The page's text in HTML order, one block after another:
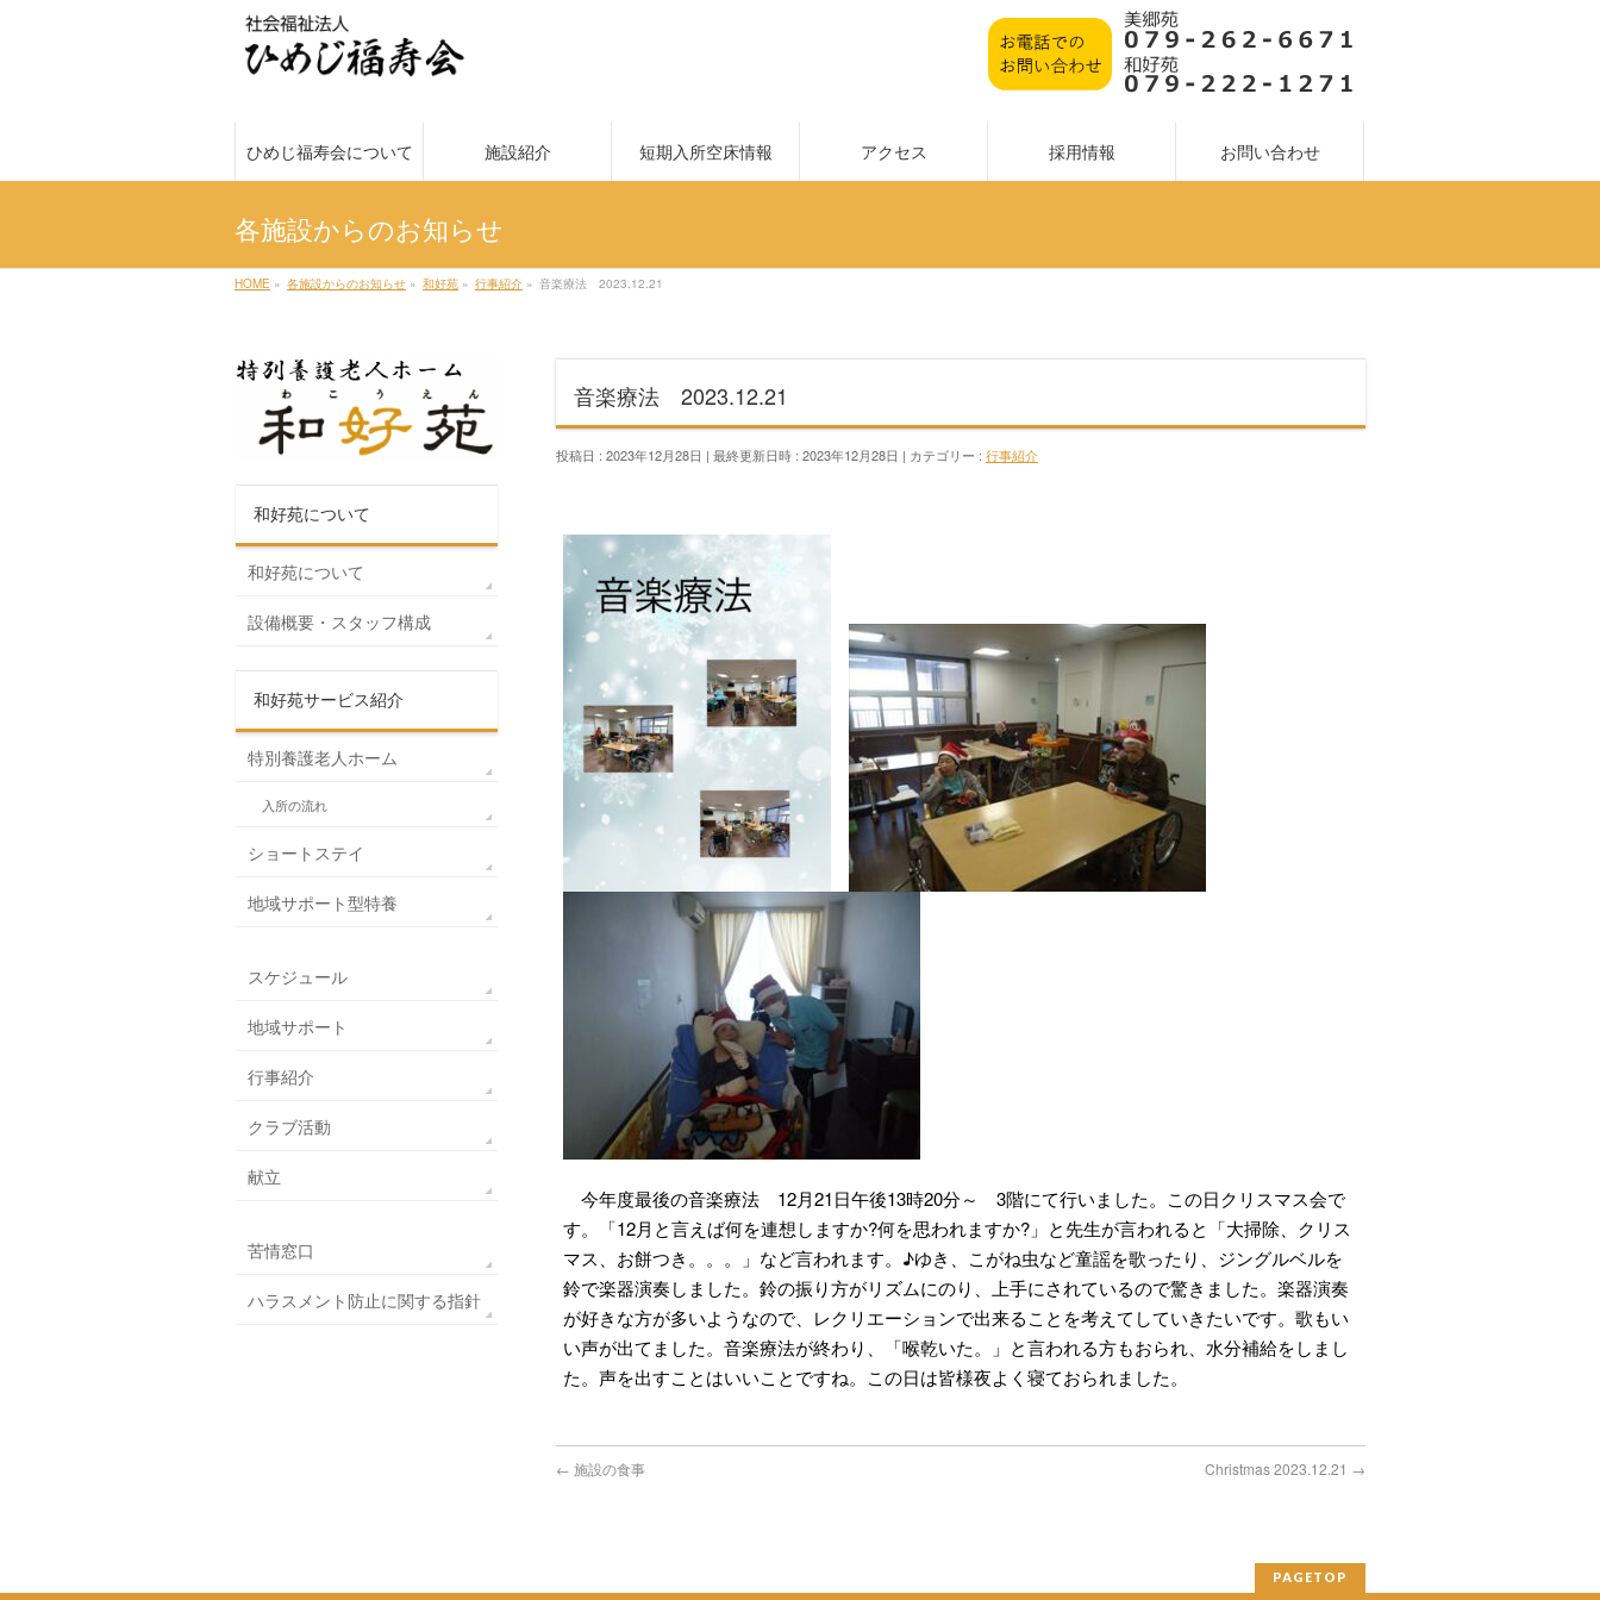
ひめじ福寿会について 施設紹介 短期入所空床情報 アクセス 採用情報 お問い合わせ
各施設からのお知らせ
HOME » 各施設からのお知らせ » 和好苑 » 行事紹介 » 音楽療法 2023.12.21
音楽療法 2023.12.21
投稿日 : 2023年12月28日 最終更新日時 : 2023年12月28日 カテゴリー : 行事紹介
今年度最後の音楽療法 12月21日午後13時20分～ 3階にて行いました。この日クリスマス会で
す。「12月と言えば何を連想しますか?何を思われますか?」と先生が言われると「大掃除、クリス
マス、お餅つき。。。」など言われます。♪ゆき、こがね虫など童謡を歌ったり、ジングルベルを
鈴で楽器演奏しました。鈴の振り方がリズムにのり、上手にされているので驚きました。楽器演奏
が好きな方が多いようなので、レクリエーションで出来ることを考えてしていきたいです。歌もい
い声が出てました。音楽療法が終わり、「喉乾いた。」と言われる方もおられ、水分補給をしまし
た。声を出すことはいいことですね。この日は皆様夜よく寝ておられました。
← 施設の食事 Christmas 2023.12.21 →
和好苑について
和好苑について
設備概要・スタッフ構成
和好苑サービス紹介
特別養護老人ホーム
入所の流れ
ショートステイ
地域サポート型特養
スケジュール
地域サポート
行事紹介
クラブ活動
献立
苦情窓口
ハラスメント防止に関する指針
PAGETOP